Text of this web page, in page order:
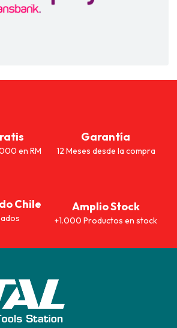
en RM
Garantía
12 Meses desde la compra
Chile Amplio Stock
+1.000 Productos en stock